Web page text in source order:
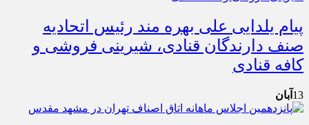
پیام یلدایی علی بهره مند رئیس اتحادیه
صنف دارندگان قنادی، شیرینی فروشی و
کافه قنادی
13 آبان